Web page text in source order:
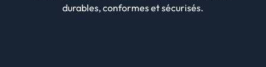
durables, conformes et sécurisés.